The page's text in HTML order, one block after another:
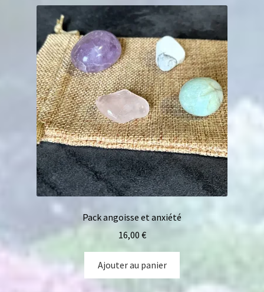
Pack angoisse et anxiété
16,00 €
Ajouter au panier